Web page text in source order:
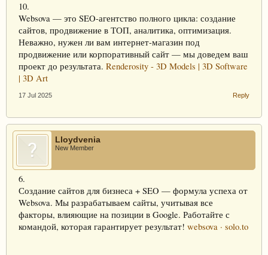
10.
Websova — это SEO-агентство полного цикла: создание
сайтов, продвижение в ТОП, аналитика, оптимизация.
Неважно, нужен ли вам интернет-магазин под
продвижение или корпоративный сайт — мы доведем ваш
проект до результата. Renderosity - 3D Models | 3D Software
| 3D Art
17 Jul 2025 Reply
Lloydvenia
New Member
6.
Создание сайтов для бизнеса + SEO — формула успеха от
Websova. Мы разрабатываем сайты, учитывая все
факторы, влияющие на позиции в Google. Работайте с
командой, которая гарантирует результат! websova · solo.to